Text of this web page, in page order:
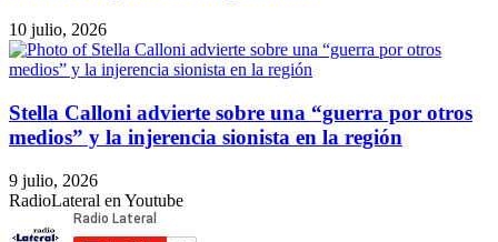
10 julio, 2026
Stella Calloni advierte sobre una “guerra por otros
medios” y la injerencia sionista en la región
9 julio, 2026
RadioLateral en Youtube